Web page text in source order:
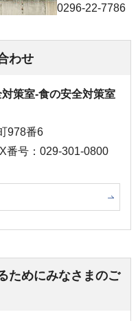
0296-22-7786
わせ
策室-食の安全対策室
978番6
番号：029-301-0800
ためにみなさまのご